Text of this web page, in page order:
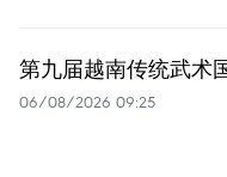
第九届越南传统武术
06/08/2026 09:25